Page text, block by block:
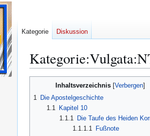
Kategorie:
springen
springen
Inhaltsverzeichnis
1 Die Apostelgeschichte
1.1
Kapitel 10
1.1.1 Die Taufe des Heiden
1.1.1.1
Fußnote
Kategorie Diskussion